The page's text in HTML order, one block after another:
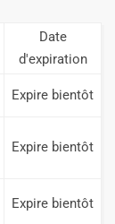
Date
d'expiration
Expire bientôt
Expire bientôt
Expire bientôt